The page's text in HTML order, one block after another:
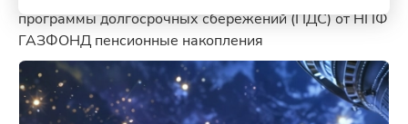
программы долгосрочных сбережений (ПДС) от НПФ
ГАЗФОНД пенсионные накопления